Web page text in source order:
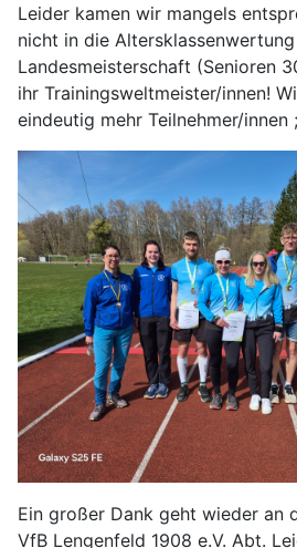
Leider kamen wir mangels
nicht in die
Landesmeisterschaft (Senioren
ihr Trainingsweltmeister/innen!
eindeutig mehr Teilnehmer/innen
Ein großer Dank geht wieder an
VfB Lengenfeld 1908 e.V. Abt.